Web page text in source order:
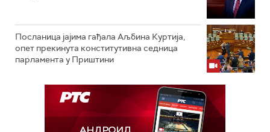
Посланица јајима гађала Аљбина Куртија,
опет прекинута конститутивна седница
парламента у Приштини